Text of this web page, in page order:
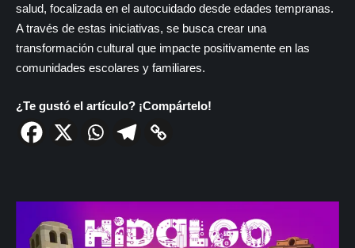
salud, focalizada en el autocuidado desde edades tempranas.
A través de estas iniciativas, se busca crear una
transformación cultural que impacte positivamente en las
comunidades escolares y familiares.
¿Te gustó el artículo? ¡Compártelo!